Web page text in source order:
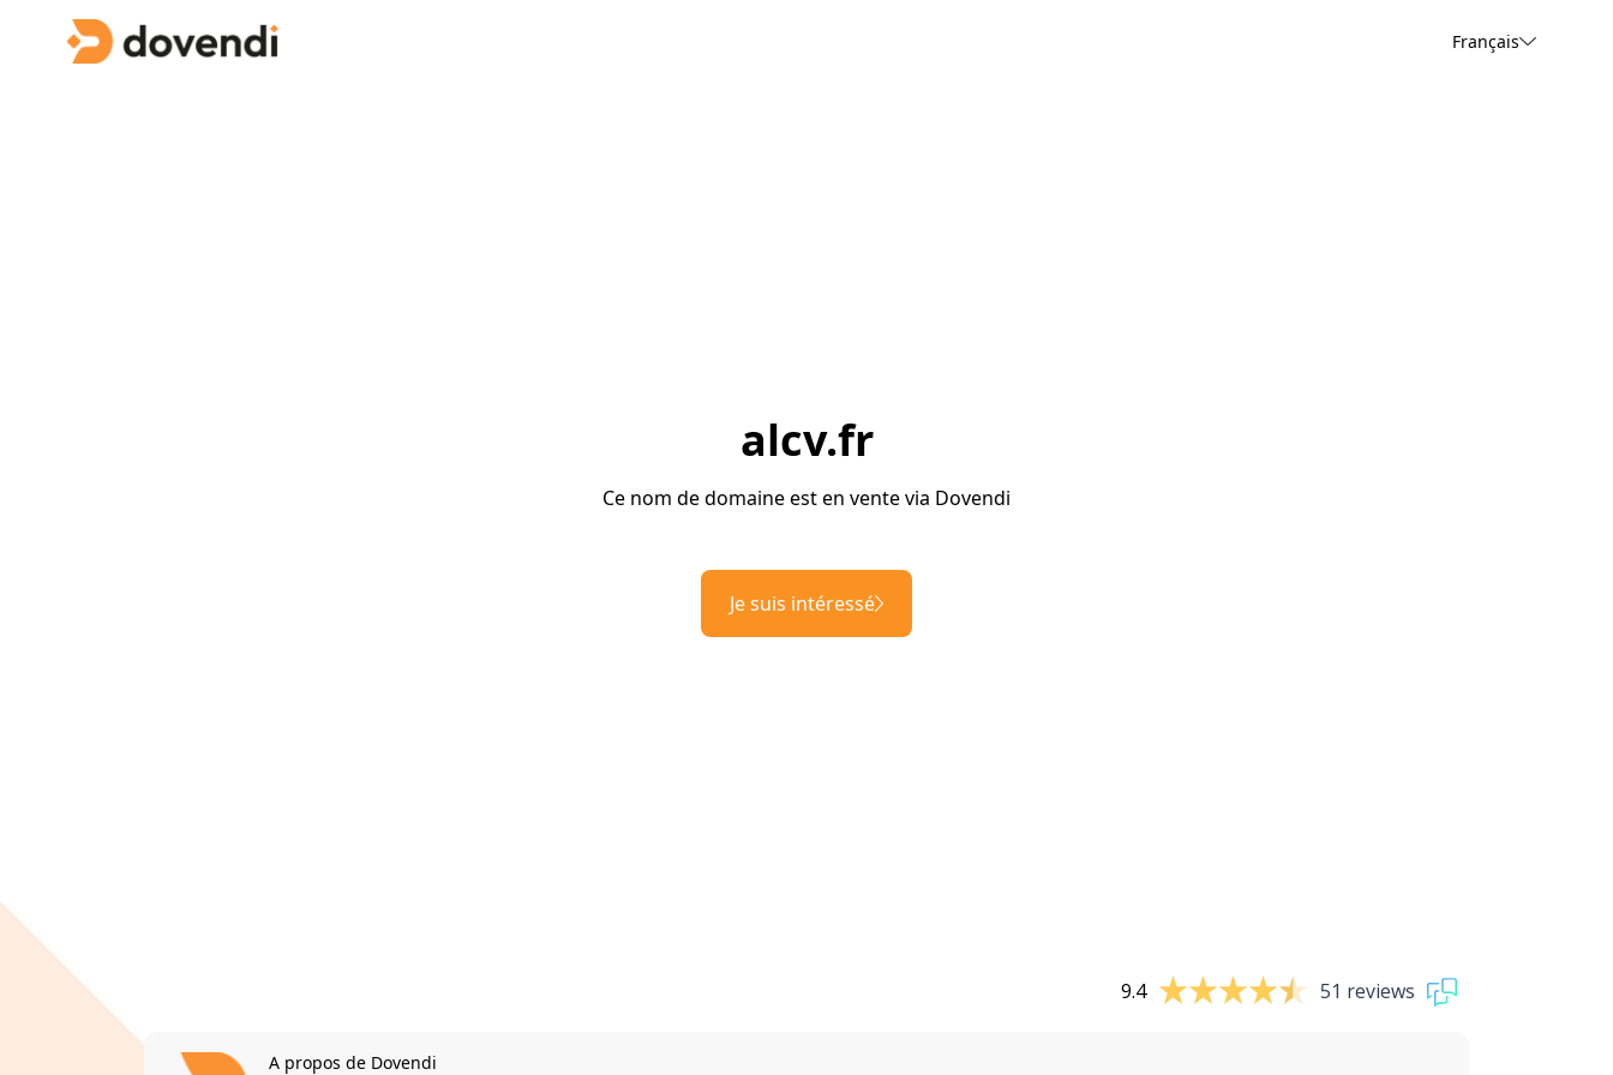
Français
alcv.fr
Ce nom de domaine est en vente via Dovendi
Je suis intéressé
9.4 51 reviews
A propos de Dovendi